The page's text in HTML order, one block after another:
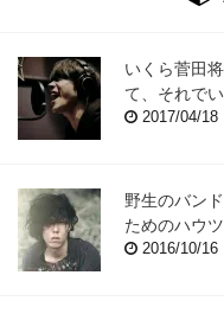
いくら菅田
て、それで
2017/04/18
野生のバン
ためのハウ
2016/10/16